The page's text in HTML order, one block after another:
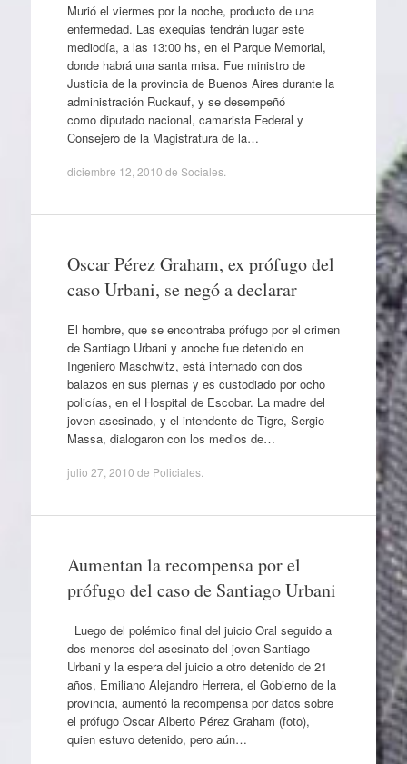
Murió el viermes por la noche, producto de una
enfermedad. Las exequias tendrán lugar este
mediodía, a las 13:00 hs, en el Parque Memorial,
donde habrá una santa misa. Fue ministro de
Justicia de la provincia de Buenos Aires durante la
administración Ruckauf, y se desempeñó
como diputado nacional, camarista Federal y
Consejero de la Magistratura de la…
diciembre 12, 2010 de Sociales.
Oscar Pérez Graham, ex prófugo del
caso Urbani, se negó a declarar
El hombre, que se encontraba prófugo por el crimen
de Santiago Urbani y anoche fue detenido en
Ingeniero Maschwitz, está internado con dos
balazos en sus piernas y es custodiado por ocho
policías, en el Hospital de Escobar. La madre del
joven asesinado, y el intendente de Tigre, Sergio
Massa, dialogaron con los medios de…
julio 27, 2010 de Policiales.
Aumentan la recompensa por el
prófugo del caso de Santiago Urbani
Luego del polémico final del juicio Oral seguido a
dos menores del asesinato del joven Santiago
Urbani y la espera del juicio a otro detenido de 21
años, Emiliano Alejandro Herrera, el Gobierno de la
provincia, aumentó la recompensa por datos sobre
el prófugo Oscar Alberto Pérez Graham (foto),
quien estuvo detenido, pero aún…